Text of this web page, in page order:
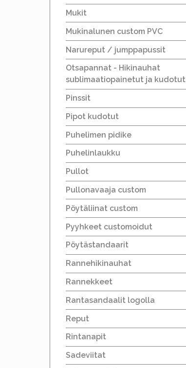
Mukit
Mukinalunen custom PVC
Narureput / jumppapussit
Otsapannat - Hikinauhat
sublimaatiopainetut ja kudotut
Pinssit
Pipot kudotut
Puhelimen pidike
Puhelinlaukku
Pullot
Pullonavaaja custom
Pöytäliinat custom
Pyyhkeet customoidut
Pöytästandaarit
Rannehikinauhat
Rannekkeet
Rantasandaalit logolla
Reput
Rintanapit
Sadeviitat